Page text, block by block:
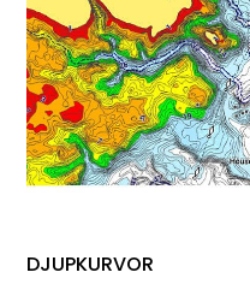
DJUPKURVOR